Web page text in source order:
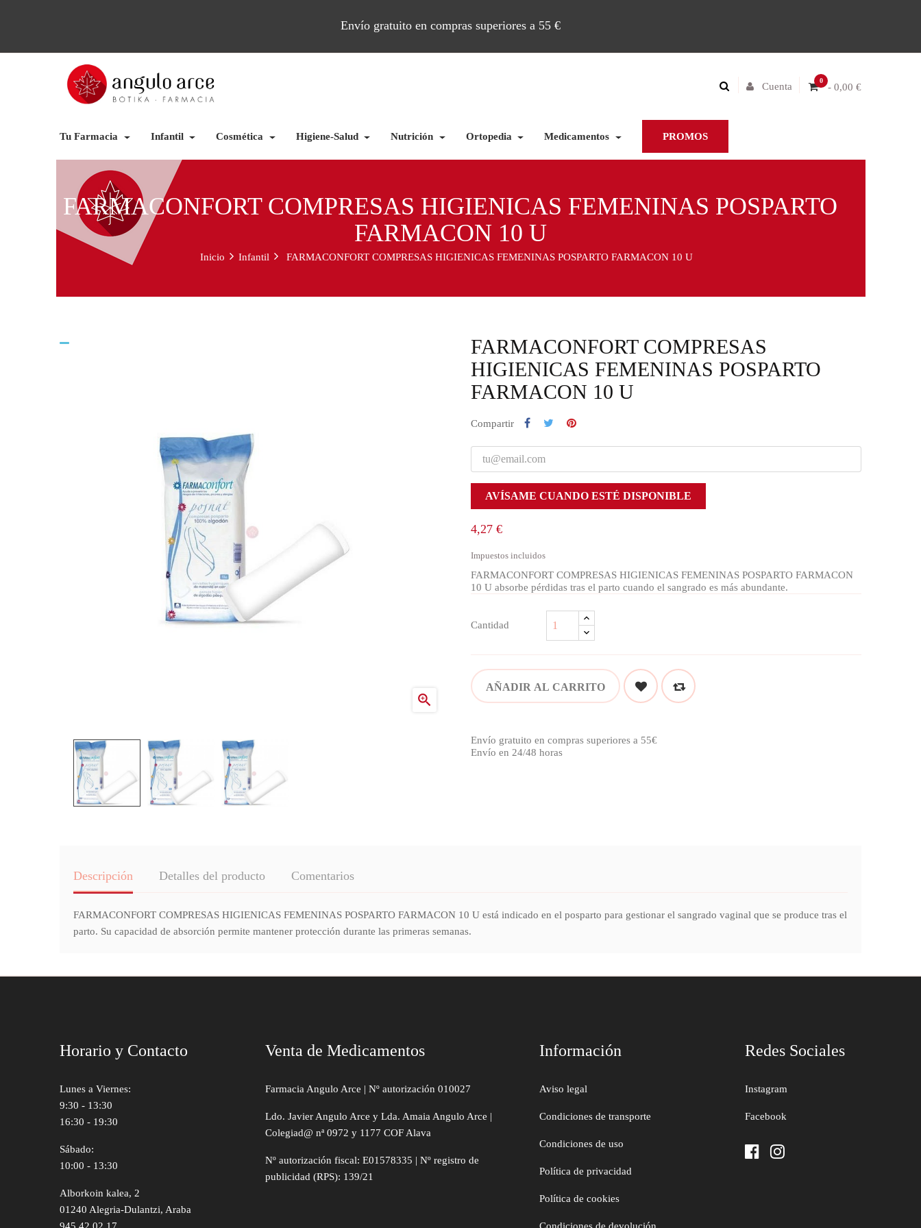
Envío gratuito en compras superiores a 55 €
0
- 0,00 €
Cuenta
Tu Farmacia Infantil Cosmética Higiene-Salud Nutrición Ortopedia Medicamentos PROMOS
FARMACONFORT COMPRESAS HIGIENICAS FEMENINAS POSPARTO
FARMACON 10 U
Inicio Infantil FARMACONFORT COMPRESAS HIGIENICAS FEMENINAS POSPARTO FARMACON 10 U

FARMACONFORT COMPRESAS
HIGIENICAS FEMENINAS POSPARTO
FARMACON 10 U
Compartir
AVÍSAME CUANDO ESTÉ DISPONIBLE
4,27 €
Impuestos incluidos
FARMACONFORT COMPRESAS HIGIENICAS FEMENINAS POSPARTO FARMACON
10 U absorbe pérdidas tras el parto cuando el sangrado es más abundante.
Cantidad
AÑADIR AL CARRITO
Envío gratuito en compras superiores a 55€
Envío en 24/48 horas
Descripción Detalles del producto Comentarios
FARMACONFORT COMPRESAS HIGIENICAS FEMENINAS POSPARTO FARMACON 10 U está indicado en el posparto para gestionar el sangrado vaginal que se produce tras el
parto. Su capacidad de absorción permite mantener protección durante las primeras semanas.
Horario y Contacto
Lunes a Viernes:
9:30 - 13:30
16:30 - 19:30
Sábado:
10:00 - 13:30
Alborkoin kalea, 2
01240 Alegria-Dulantzi, Araba
Venta de Medicamentos
Farmacia Angulo Arce | Nº autorización 010027
Ldo. Javier Angulo Arce y Lda. Amaia Angulo Arce |
Colegiad@ nª 0972 y 1177 COF Alava
Nº autorización fiscal: E01578335 | Nº registro de
publicidad (RPS): 139/21
Información
Aviso legal
Condiciones de transporte
Condiciones de uso
Política de privacidad
Política de cookies
Redes Sociales
Instagram
Facebook